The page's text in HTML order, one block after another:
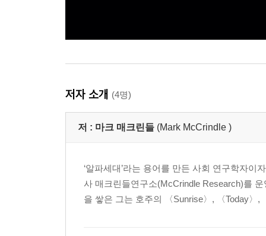
저자 소개 (4명)
저 : 마크 매크린들 (Mark McCrindle )
‘알파세대’라는 용어를 만든 사회 연구학자
사 매크린들연구소(McCrindle Research)를
을 쌓은 그는 호주의 〈Sunrise〉, 〈Today〉,